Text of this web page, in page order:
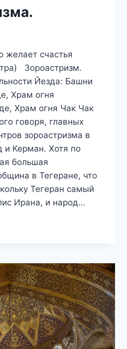
желает счастья
Зороастризм.
Йезда: Башни
Храм огня
Храм огня Чак Чак
говоря, главных
зороастризма в
и Керман. Хотя по
большая
в Тегеране, что
Тегеран самый
Ирана, и народ…